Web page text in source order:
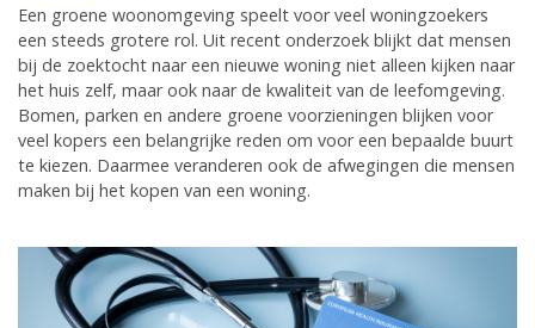
Een groene woonomgeving speelt voor veel woningzoekers
een steeds grotere rol. Uit recent onderzoek blijkt dat mensen
bij de zoektocht naar een nieuwe woning niet alleen kijken naar
het huis zelf, maar ook naar de kwaliteit van de leefomgeving.
Bomen, parken en andere groene voorzieningen blijken voor
veel kopers een belangrijke reden om voor een bepaalde buurt
te kiezen. Daarmee veranderen ook de afwegingen die mensen
maken bij het kopen van een woning.